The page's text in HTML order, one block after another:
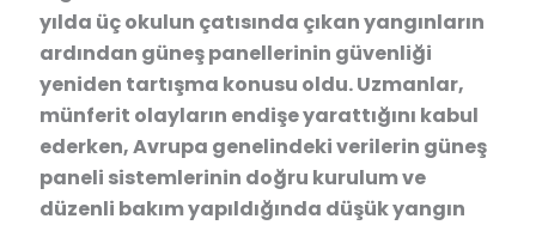
yılda üç okulun çatısında çıkan yangınların
ardından güneş panellerinin güvenliği
yeniden tartışma konusu oldu. Uzmanlar,
münferit olayların endişe yarattığını kabul
ederken, Avrupa genelindeki verilerin güneş
paneli sistemlerinin doğru kurulum ve
düzenli bakım yapıldığında düşük yangın